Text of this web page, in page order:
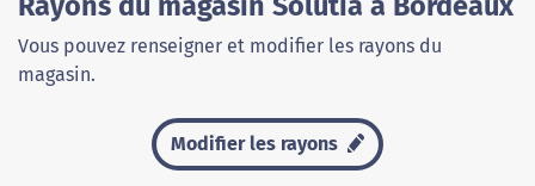
Vous pouvez renseigner et modifier les rayons du
magasin.
Modifier les rayons